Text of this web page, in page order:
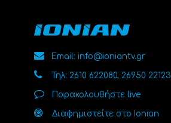
Email: info@ioniantv.gr
Τηλ: 2610 622080, 26950 22123
Παρακολουθήστε live
Διαφημιστείτε στο Ionian